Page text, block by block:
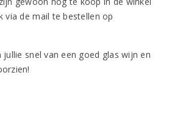
Aanbieding
via de mail te bestellen op
snel van een goed glas wijn en